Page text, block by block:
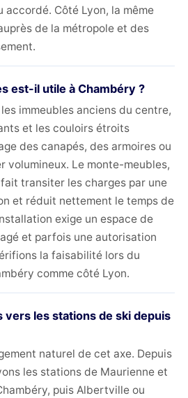
accordé. Côté Lyon, la même
de la métropole et des
est-il utile à Chambéry ?
immeubles anciens du centre,
et les couloirs étroits
des canapés, des armoires ou
volumineux. Le monte-meubles,
transiter les charges par une
et réduit nettement le temps de
exige un espace de
et parfois une autorisation
la faisabilité lors du
comme côté Lyon.
vers les stations de ski depuis
naturel de cet axe. Depuis
les stations de Maurienne et
puis Albertville ou